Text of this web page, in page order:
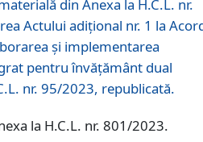
din Anexa la H.C.L. nr.
Actului adițional nr. 1 la
și implementarea
pentru învățământ dual
nr. 95/2023, republicată.
la H.C.L. nr. 801/2023.